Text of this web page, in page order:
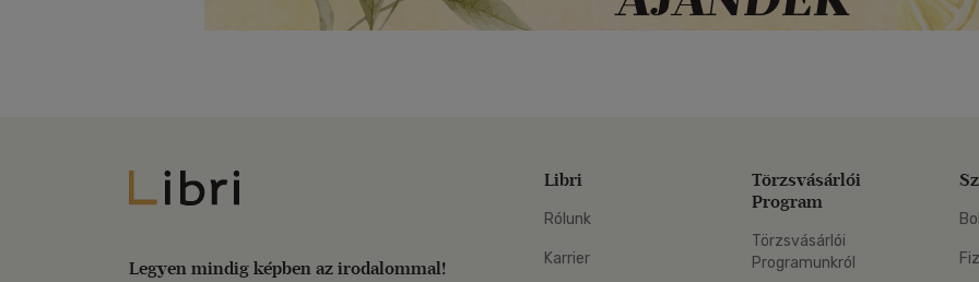
Libri
Legyen mindig képben az irodalommal!
Libri
Rólunk
Karrier
Törzsvásárlói
Program
Törzsvásárlói
Programunkról